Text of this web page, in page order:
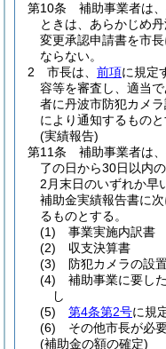
第10条
補助事業者は
ときは、あらかじめ
変更承認申請書を市
ならない。
2
市長は、 前項に規定
容等を審査し、適当
者に丹波市防犯カメ
により通知するものと
(実績報告)
第11条
補助事業者は
了の日から30日以内
2月末日のいずれか早
補助金実績報告書に
るものとする。
(1)
事業実施内訳書
(2)
収支決算書
(3)
防犯カメラの設
(4)
補助事業に要し
し
(5)
第4条第2号に規
(6)
その他市長が必
(補助金の額の確定)